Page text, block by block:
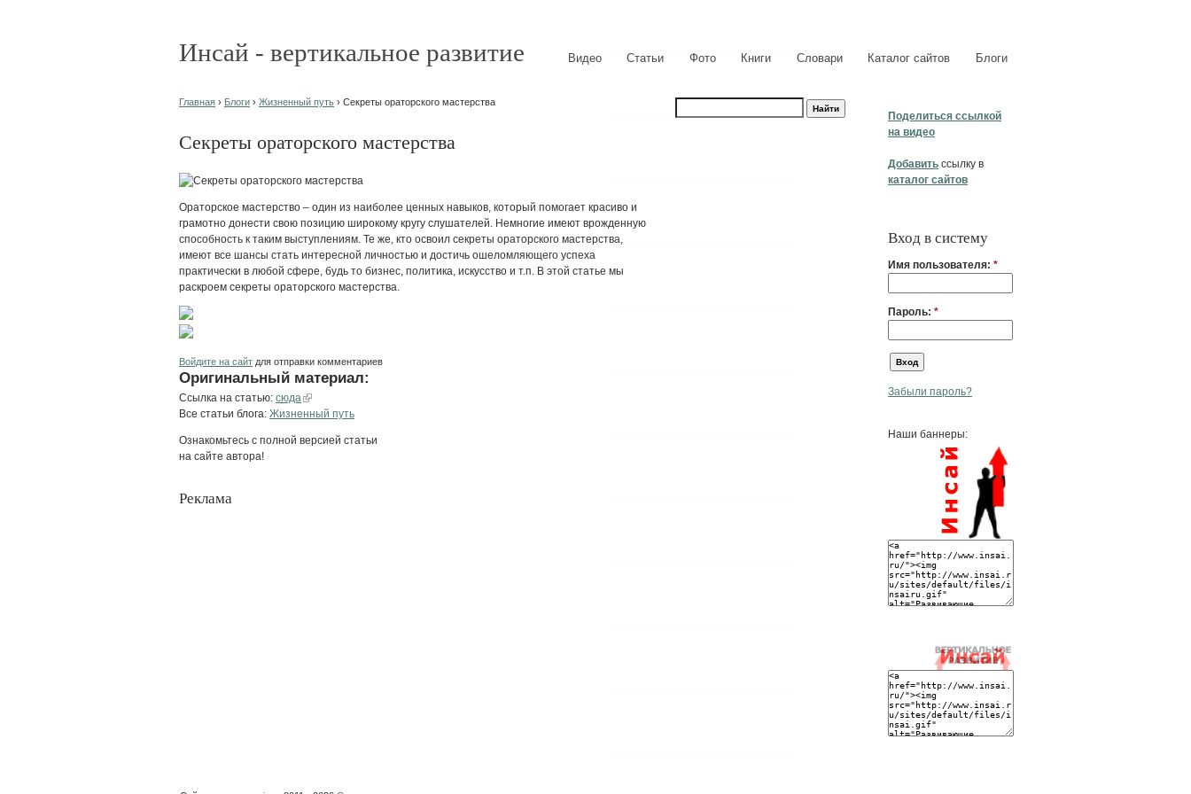
Инсай - вертикальное развитие Видео Статьи Фото Книги Словари Каталог сайтов Блоги
Поделиться ссылкой
на видео
Добавить ссылку в
каталог сайтов
Вход в систему
Имя пользователя: *
Пароль: *
Забыли пароль?
Наши баннеры:
Главная › Блоги › Жизненный путь › Секреты ораторского мастерства
Секреты ораторского мастерства
Ораторское мастерство – один из наиболее ценных навыков, который помогает красиво и
грамотно донести свою позицию широкому кругу слушателей. Немногие имеют врожденную
способность к таким выступлениям. Те же, кто освоил секреты ораторского мастерства,
имеют все шансы стать интересной личностью и достичь ошеломляющего успеха
практически в любой сфере, будь то бизнес, политика, искусство и т.п. В этой статье мы
раскроем секреты ораторского мастерства.
Войдите на сайт для отправки комментариев
Оригинальный материал:
Ссылка на статью: сюда
Все статьи блога: Жизненный путь
Ознакомьтесь с полной версией статьи
на сайте автора!
Реклама